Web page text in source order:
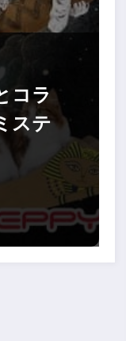
コラ
ステ